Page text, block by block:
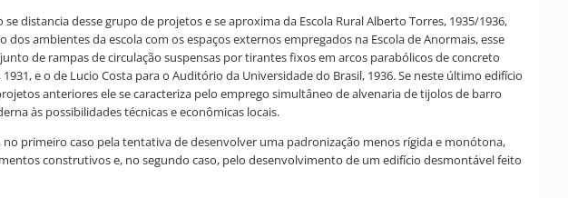
desse grupo de projetos e se aproxima da Escola Rural Alberto Torres, 1935/1936,
ambientes da escola com os espaços externos empregados na Escola de Anormais, esse
de rampas de circulação suspensas por tirantes fixos em arcos parabólicos de concreto
e o de Lucio Costa para o Auditório da Universidade do Brasil, 1936. Se neste último edifício
anteriores ele se caracteriza pelo emprego simultâneo de alvenaria de tijolos de barro
às possibilidades técnicas e econômicas locais.
primeiro caso pela tentativa de desenvolver uma padronização menos rígida e monótona,
construtivos e, no segundo caso, pelo desenvolvimento de um edifício desmontável feito